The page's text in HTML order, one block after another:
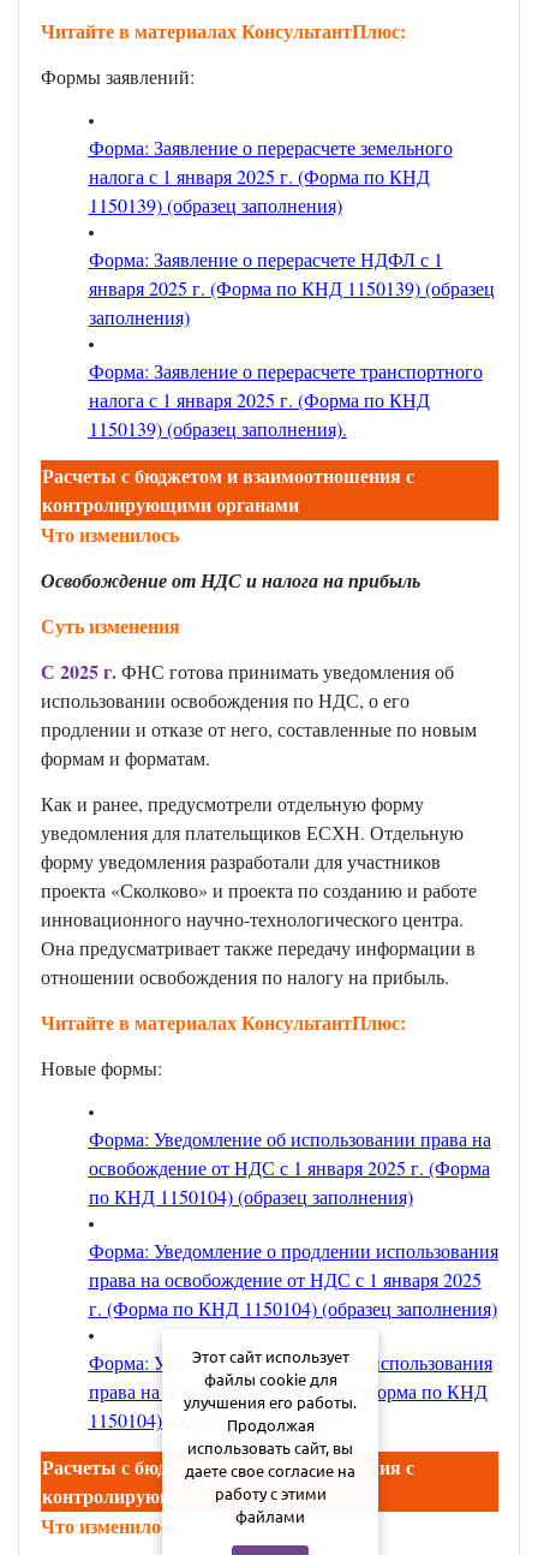
Читайте в материалах КонсультантПлюс:
Формы заявлений:
Форма: Заявление о перерасчете земельного
налога с 1 января 2025 г. (Форма по КНД
1150139) (образец заполнения)
Форма: Заявление о перерасчете НДФЛ с 1
января 2025 г. (Форма по КНД 1150139) (образец
заполнения)
Форма: Заявление о перерасчете транспортного
налога с 1 января 2025 г. (Форма по КНД
1150139) (образец заполнения).
Расчеты с бюджетом и взаимоотношения с
контролирующими органами
Что изменилось
Освобождение от НДС и налога на прибыль
Суть изменения
С 2025 г.ФНС готова принимать уведомления об
использовании освобождения по НДС, о его
продлении и отказе от него, составленные по новым
формам и форматам.
Как и ранее, предусмотрели отдельную форму
уведомления для плательщиков ЕСХН. Отдельную
форму уведомления разработали для участников
проекта «Сколково» и проекта по созданию и работе
инновационного научно-технологического центра.
Она предусматривает также передачу информации в
отношении освобождения по налогу на прибыль.
Читайте в материалах КонсультантПлюс:
Новые формы:
Форма: Уведомление об использовании права на
освобождение от НДС с 1 января 2025 г. (Форма
по КНД 1150104) (образец заполнения)
Форма: Уведомление о продлении использования
права на освобождение от НДС с 1 января 2025
г. (Форма по КНД 1150104) (образец заполнения)
Форма: Уведомление об отказе от использования
права на освобождение от НДС (Форма по КНД
1150104) (образец заполнения)
Расчеты с бюджетом и взаимоотношения с
контролирующими органами
Что изменилось
Этот сайт использует
файлы cookie для
улучшения его работы.
Продолжая
использовать сайт, вы
даете свое согласие на
работу с этими
файлами